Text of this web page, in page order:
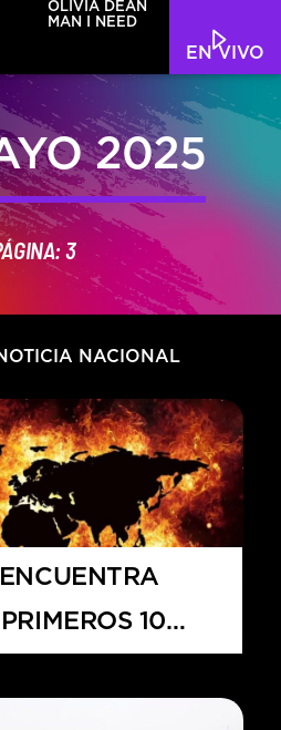
EN VIVO
OLIVIA DEAN
MAN I NEED
– 96.5 FM
HITS
2025
3
NACIONAL
10